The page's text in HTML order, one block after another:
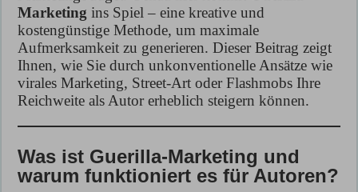
Marketing ins Spiel – eine kreative und
kostengünstige Methode, um maximale
Aufmerksamkeit zu generieren. Dieser Beitrag zeigt
Ihnen, wie Sie durch unkonventionelle Ansätze wie
virales Marketing, Street-Art oder Flashmobs Ihre
Reichweite als Autor erheblich steigern können.
Was ist Guerilla-Marketing und
warum funktioniert es für Autoren?